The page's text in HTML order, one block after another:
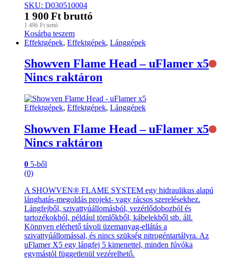
SKU: D030510004
1 900 Ft bruttó
1 496 Ft nettó
Kosárba teszem
Effektgépek, Effektgépek, Lánggépek
Showven Flame Head – uFlamer x5
Nincs raktáron
Effektgépek, Effektgépek, Lánggépek
Showven Flame Head – uFlamer x5
Nincs raktáron
0 5-ből
(0)
A SHOWVEN® FLAME SYSTEM egy hidraulikus alapú
lánghatás-megoldás projekt- vagy rácsos szerelésekhez.
Lángfejből, szivattyúállomásból, vezérlődobozból és
tartozékokból, például tömlőkből, kábelekből stb. áll.
Könnyen elérhető távoli üzemanyag-ellátás a
szivattyúállomással, és nincs szükség nitrogéntartályra. Az
uFlamer X5 egy lángfej 5 kimenettel, minden fúvóka
egymástól függetlenül vezérelhető.